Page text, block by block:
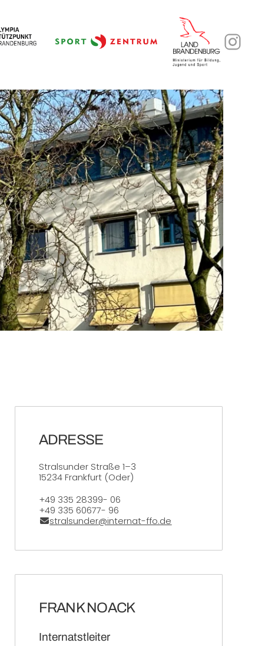
ADRESSE
Stralsunder Straße 1–3
15234 Frankfurt (Oder)
Telefon:
+49 335 28399- 06
Fax:
+49 335 60677- 96
E-Mail:
stralsunder@internat-ffo.de
FRANK NOACK
Internatstleiter